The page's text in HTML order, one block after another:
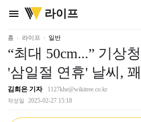
menu
위
키
리
라이프
홈 라이프 일반
“최대 50cm...” 기상
'삼일절 연휴' 날씨,
김희은 기자 1127khe@wikitree.co.kr
작성일 2025-02-27 15:18